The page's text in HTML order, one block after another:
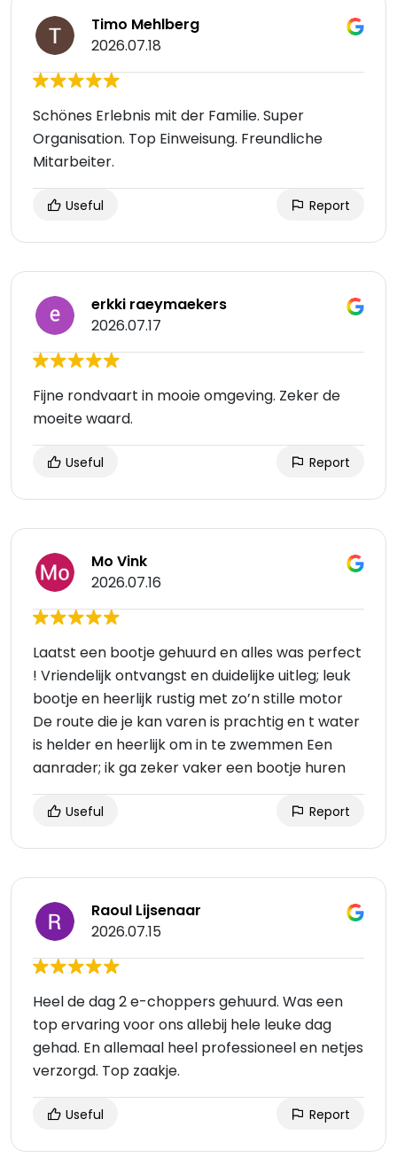
Timo Mehlberg
2026.07.18
Schönes Erlebnis mit der Familie. Super
Organisation. Top Einweisung. Freundliche
Mitarbeiter.
Useful Report
erkki raeymaekers
2026.07.17
Fijne rondvaart in mooie omgeving. Zeker de
moeite waard.
Useful Report
Mo Vink
2026.07.16
Laatst een bootje gehuurd en alles was perfect
! Vriendelijk ontvangst en duidelijke uitleg; leuk
bootje en heerlijk rustig met zo’n stille motor
De route die je kan varen is prachtig en t water
is helder en heerlijk om in te zwemmen Een
aanrader; ik ga zeker vaker een bootje huren
Useful Report
Raoul Lijsenaar
2026.07.15
Heel de dag 2 e-choppers gehuurd. Was een
top ervaring voor ons allebij hele leuke dag
gehad. En allemaal heel professioneel en netjes
verzorgd. Top zaakje.
Useful Report